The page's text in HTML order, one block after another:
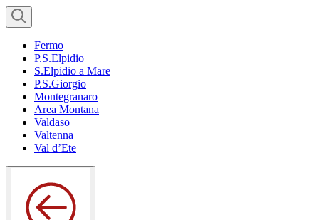
Fermo
P.S.Elpidio
S.Elpidio a Mare
P.S.Giorgio
Montegranaro
Area Montana
Valdaso
Valtenna
Val d’Ete